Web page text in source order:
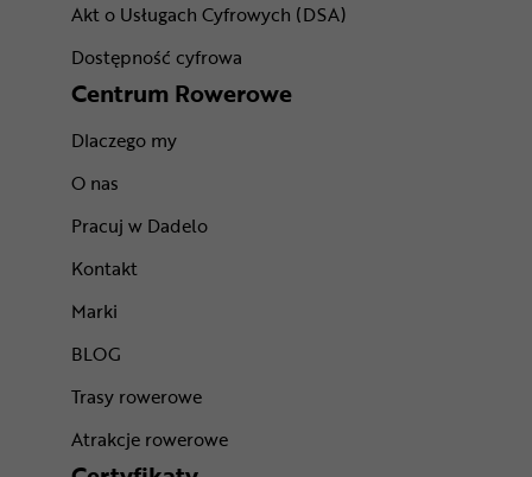
Akt o Usługach Cyfrowych (DSA)
Dostępność cyfrowa
Centrum Rowerowe
Dlaczego my
O nas
Pracuj w Dadelo
Kontakt
Marki
BLOG
Trasy rowerowe
Atrakcje rowerowe